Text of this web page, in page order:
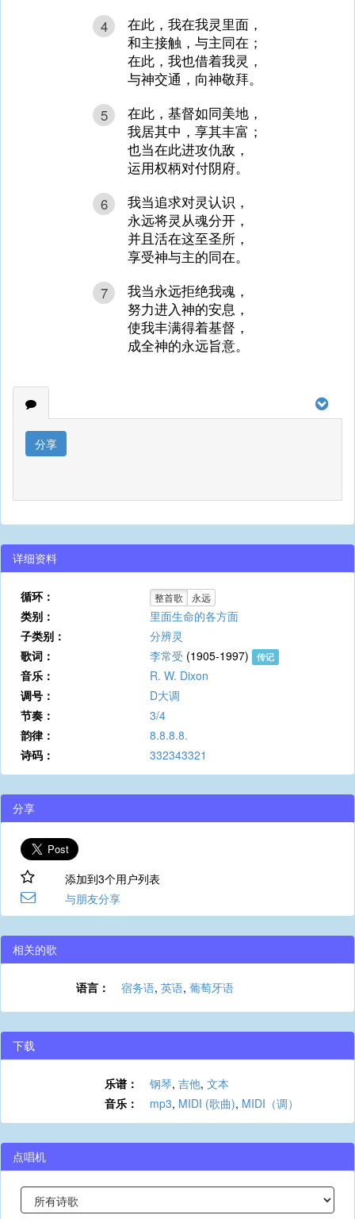
4
在此，我在我灵里面，
和主接触，与主同在；
在此，我也借着我灵，
与神交通，向神敬拜。
5
在此，基督如同美地，
我居其中，享其丰富；
也当在此进攻仇敌，
运用权柄对付阴府。
6
我当追求对灵认识，
永远将灵从魂分开，
并且活在这至圣所，
享受神与主的同在。
7
我当永远拒绝我魂，
努力进入神的安息，
使我丰满得着基督，
成全神的永远旨意。
分享
详细资料
循环： 整首歌 永远
类别：
里面生命的各方面
子类别：
分辨灵
歌词：
李常受 (1905-1997) 传记
音乐：
R. W. Dixon
调号：
D大调
节奏：
3/4
韵律：
8.8.8.8.
诗码：
332343321
分享
添加到3个用户列表
与朋友分享
相关的歌
语言： 宿务语, 英语, 葡萄牙语
下载
乐谱： 钢琴, 吉他, 文本
音乐：
mp3, MIDI (歌曲), MIDI（调）
点唱机